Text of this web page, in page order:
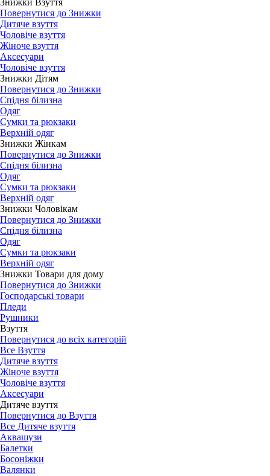
Знижки Взуття
Повернутися до Знижки
Дитяче взуття
Чоловіче взуття
Жіноче взуття
Аксесуари
Чоловіче взуття
Знижки Дітям
Повернутися до Знижки
Спідня білизна
Одяг
Сумки та рюкзаки
Верхній одяг
Знижки Жінкам
Повернутися до Знижки
Спідня білизна
Одяг
Сумки та рюкзаки
Верхній одяг
Знижки Чоловікам
Повернутися до Знижки
Спідня білизна
Одяг
Сумки та рюкзаки
Верхній одяг
Знижки Товари для дому
Повернутися до Знижки
Господарські товари
Пледи
Рушники
Взуття
Повернутися до всіх категорій
Все Взуття
Дитяче взуття
Жіноче взуття
Чоловіче взуття
Аксесуари
Дитяче взуття
Повернутися до Взуття
Все Дитяче взуття
Аквашузи
Балетки
Босоніжки
Валянки